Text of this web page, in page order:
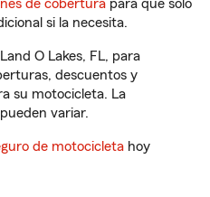
de cobertura para que solo
si la necesita.
O Lakes, FL, para
descuentos y
su motocicleta. La
variar.
de motocicleta hoy